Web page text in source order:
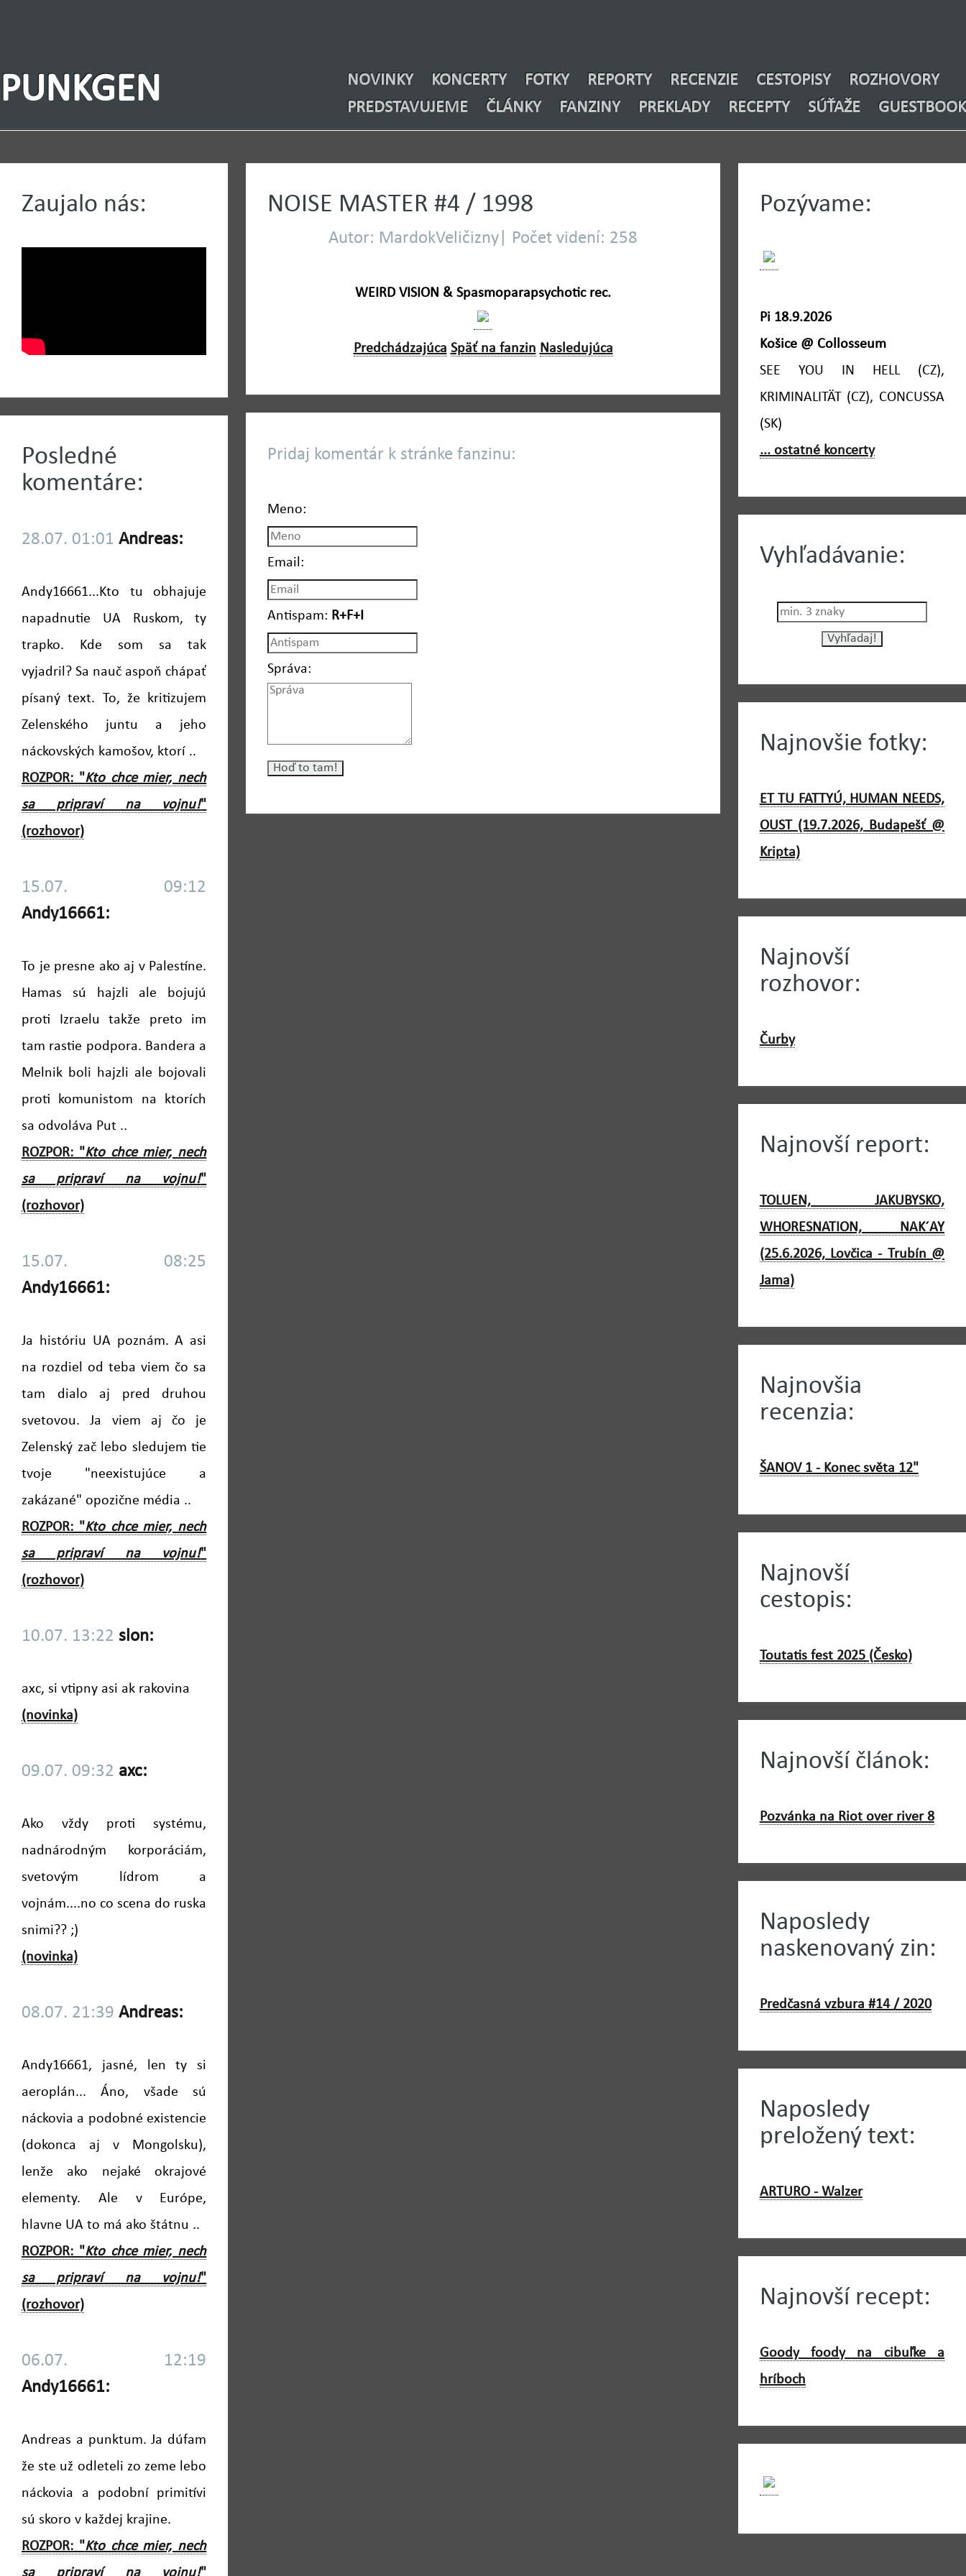
PUNKGEN NOVINKY KONCERTY FOTKY REPORTY RECENZIE CESTOPISY
ROZHOVORY
PREDSTAVUJEME
ČLÁNKY FANZINY PREKLADY RECEPTY SÚŤAŽE GUESTBOOK
Zaujalo nás:
Posledné
komentáre:
28.07. 01:01 Andreas:
Andy16661...Kto tu obhajuje
napadnutie UA Ruskom, ty
trapko. Kde som sa tak
vyjadril? Sa nauč aspoň chápať
písaný text. To, že kritizujem
Zelenského juntu a jeho
náckovských kamošov, ktorí ..
ROZPOR: "Kto chce mier, nech
sa pripraví na vojnu!"
(rozhovor)
15.07. 09:12
Andy16661:
To je presne ako aj v Palestíne.
Hamas sú hajzli ale bojujú
proti Izraelu takže preto im
tam rastie podpora. Bandera a
Melnik boli hajzli ale bojovali
proti komunistom na ktorích
sa odvoláva Put ..
ROZPOR: "Kto chce mier, nech
sa pripraví na vojnu!"
(rozhovor)
15.07. 08:25
Andy16661:
Ja históriu UA poznám. A asi
na rozdiel od teba viem čo sa
tam dialo aj pred druhou
svetovou. Ja viem aj čo je
Zelenský zač lebo sledujem tie
tvoje "neexistujúce a
zakázané" opozične média ..
ROZPOR: "Kto chce mier, nech
sa pripraví na vojnu!"
(rozhovor)
10.07. 13:22 slon:
axc, si vtipny asi ak rakovina
(novinka)
09.07. 09:32 axc:
Ako vždy proti systému,
nadnárodným korporáciám,
svetovým lídrom a
vojnám....no co scena do ruska
snimi?? ;)
(novinka)
08.07. 21:39 Andreas:
Andy16661, jasné, len ty si
aeroplán... Áno, všade sú
náckovia a podobné existencie
(dokonca aj v Mongolsku),
lenže ako nejaké okrajové
elementy. Ale v Európe,
hlavne UA to má ako štátnu ..
ROZPOR: "Kto chce mier, nech
sa pripraví na vojnu!"
(rozhovor)
06.07. 12:19
Andy16661:
Andreas a punktum. Ja dúfam
že ste už odleteli zo zeme lebo
náckovia a podobní primitívi
sú skoro v každej krajine.
ROZPOR: "Kto chce mier, nech
sa pripraví na vojnu!"
NOISE MASTER #4 / 1998
Autor: MardokVeličizny| Počet videní: 258
WEIRD VISION & Spasmoparapsychotic rec.
Predchádzajúca Späť na fanzin Nasledujúca
Pridaj komentár k stránke fanzinu:
Meno:
Email:
Antispam: R+F+I
Správa:
Pozývame:
Pi 18.9.2026
Košice @ Collosseum
SEE YOU IN HELL (CZ),
KRIMINALITÄT (CZ), CONCUSSA
(SK)
... ostatné koncerty
Vyhľadávanie:
Najnovšie fotky:
ET TU FATTYÚ, HUMAN NEEDS,
OUST (19.7.2026, Budapešť @
Kripta)
Najnovší
rozhovor:
Čurby
Najnovší report:
TOLUEN, JAKUBYSKO,
WHORESNATION, NAK´AY
(25.6.2026, Lovčica - Trubín @
Jama)
Najnovšia
recenzia:
ŠANOV 1 - Konec světa 12"
Najnovší
cestopis:
Toutatis fest 2025 (Česko)
Najnovší článok:
Pozvánka na Riot over river 8
Naposledy
naskenovaný zin:
Predčasná vzbura #14 / 2020
Naposledy
preložený text:
ARTURO - Walzer
Najnovší recept:
Goody foody na cibuľke a
hríboch